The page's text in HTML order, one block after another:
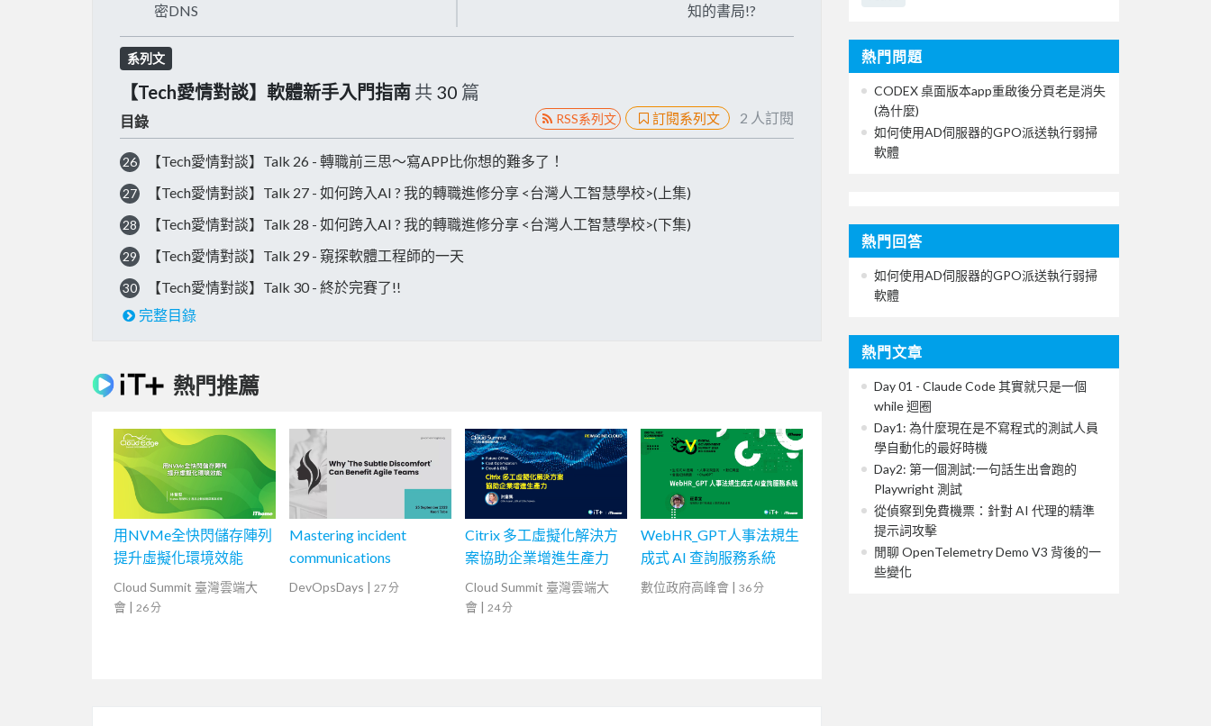
密DNS
知的書局!?
系列文
【Tech愛情對談】軟體新手入門指南 共 30 篇
目錄 RSS系列文 訂閱系列文 2 人訂閱
26 【Tech愛情對談】Talk 26 - 轉職前三思～寫APP比你想的難多了！
27 【Tech愛情對談】Talk 27 - 如何跨入AI ? 我的轉職進修分享 <台灣人工智慧學校>(上集)
28 【Tech愛情對談】Talk 28 - 如何跨入AI ? 我的轉職進修分享 <台灣人工智慧學校>(下集)
29 【Tech愛情對談】Talk 29 - 窺探軟體工程師的一天
30
【Tech愛情對談】Talk 30 - 終於完賽了!!
完整目錄
熱門推薦
用NVMe全快閃儲存陣列
提升虛擬化環境效能
Cloud Summit 臺灣雲端大
會 | 26 分
Mastering incident
communications
DevOpsDays | 27 分
Citrix 多工虛擬化解決方
案協助企業增進生產力
Cloud Summit 臺灣雲端大
會 | 24 分
WebHR_GPT人事法規生
成式 AI 查詢服務系統
數位政府高峰會 | 36 分
熱門問題
CODEX 桌面版本app重啟後分頁老是消失
(為什麼)
如何使用AD伺服器的GPO派送執行弱掃
軟體
熱門回答
如何使用AD伺服器的GPO派送執行弱掃
軟體
熱門文章
Day 01 - Claude Code 其實就只是一個
while 迴圈
Day1: 為什麼現在是不寫程式的測試人員
學自動化的最好時機
Day2: 第一個測試:一句話生出會跑的
Playwright 測試
從偵察到免費機票：針對 AI 代理的精準
提示詞攻擊
閒聊 OpenTelemetry Demo V3 背後的一
些變化